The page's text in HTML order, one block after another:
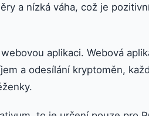
a nízká váha, což je
aplikaci. Webová
a odesílání kryptoměn,